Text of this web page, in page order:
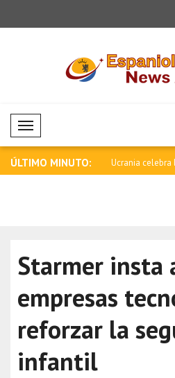
Mobil Menü
ÚLTIMO MINUTO:
la aprobación por el Milatovic felicita
Starmer insta
empresas
reforzar la
infantil